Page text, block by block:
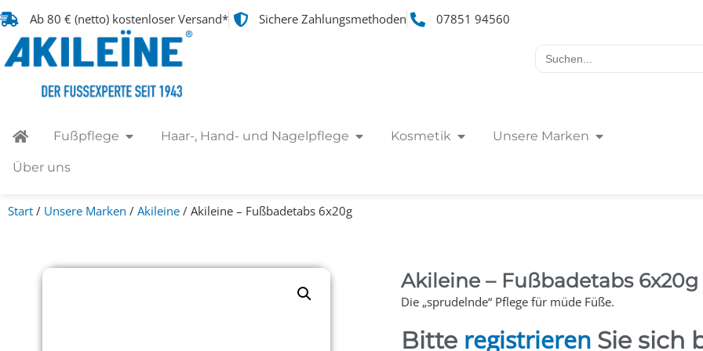
Ab 80 € (netto) kostenloser Versand* Sichere Zahlungsmethoden
07851 94560
Search
for:
Fußpflege Haar-, Hand- und Nagelpflege Kosmetik Unsere Marken
Über uns
Start / Unsere Marken / Akileine / Akileine – Fußbadetabs 6x20g
Akileine – Fußbadetabs 6x20g
Die „sprudelnde“ Pflege für müde Füße.
Bitte registrieren Sie sich